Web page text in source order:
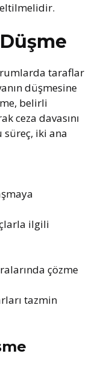
taraflar
düşmesine
belirli
ceza davasını
süreç, iki ana
ilgili
çözme
tazmin